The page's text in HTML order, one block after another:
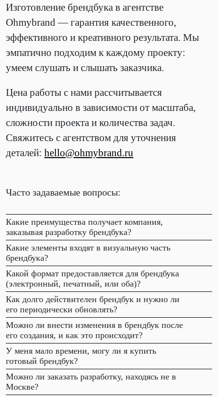
Изготовление брендбука в агентстве
Ohmybrand — гарантия качественного,
эффективного и креативного результата. Мы
эмпатично подходим к каждому проекту:
умеем слушать и слышать заказчика.
Цена работы с нами рассчитывается
индивидуально в зависимости от масштаба,
сложности проекта и количества задач.
Свяжитесь с агентством для уточнения
деталей: hello@ohmybrand.ru
Часто задаваемые вопросы:
Какие преимущества получает компания,
заказывая разработку брендбука?
Какие элементы входят в визуальную часть
брендбука?
Какой формат предоставляется для брендбука
(электронный, печатный, или оба)?
Как долго действителен брендбук и нужно ли
его периодически обновлять?
Можно ли внести изменения в брендбук после
его создания, и как это происходит?
У меня мало времени, могу ли я купить
готовый брендбук?
Можно ли заказать разработку, находясь не в
Москве?